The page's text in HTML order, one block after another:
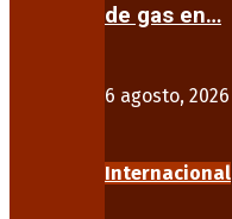
de gas en…
6 agosto, 2026
Internacional